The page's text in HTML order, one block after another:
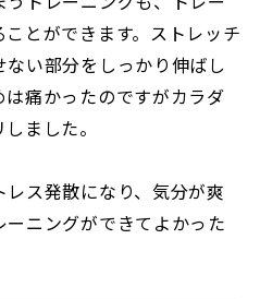
とができます。ストレッチ
い部分をしっかり伸ばし
痛かったのですがカラダ
ました。
ス発散になり、気分が爽
ニングができてよかった